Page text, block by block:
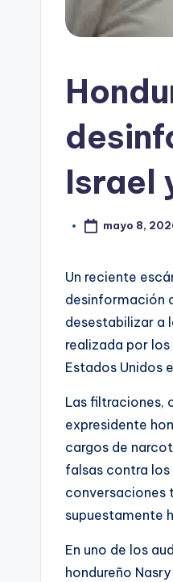
Israel
mayo 8,
Un reciente
desinformación
desestabilizar a
realizada por
Estados Unidos
Las filtraciones,
expresidente
cargos de
falsas contra los
conversaciones
supuestamente
En uno de los
hondureño